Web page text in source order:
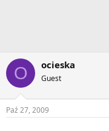
O ocieska
Guest
Paź 27, 2009